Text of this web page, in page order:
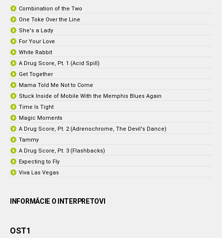
Combination of the Two
One Toke Over the Line
She's a Lady
For Your Love
White Rabbit
A Drug Score, Pt. 1 (Acid Spill)
Get Together
Mama Told Me Not to Come
Stuck Inside of Mobile With the Memphis Blues Again
Time Is Tight
Magic Moments
A Drug Score, Pt. 2 (Adrenochrome, The Devil's Dance)
Tammy
A Drug Score, Pt. 3 (Flashbacks)
Expecting to Fly
Viva Las Vegas
INFORMÁCIE O INTERPRETOVI
OST1